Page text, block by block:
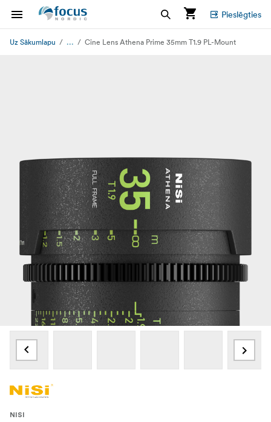
Pieslēgties
Uz Sākumlapu ... Cine Lens Athena Prime 35mm T1.9 PL-Mount
NISI